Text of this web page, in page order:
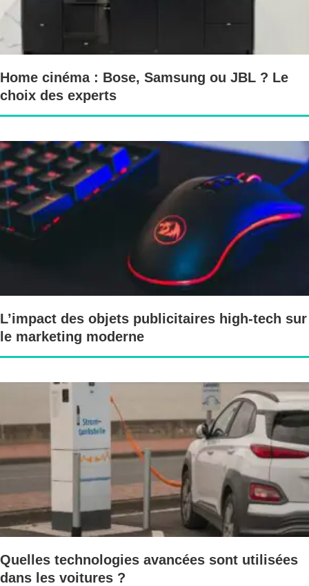
Home cinéma : Bose, Samsung ou JBL ? Le
choix des experts
L’impact des objets publicitaires high-tech sur
le marketing moderne
Quelles technologies avancées sont utilisées
dans les voitures ?